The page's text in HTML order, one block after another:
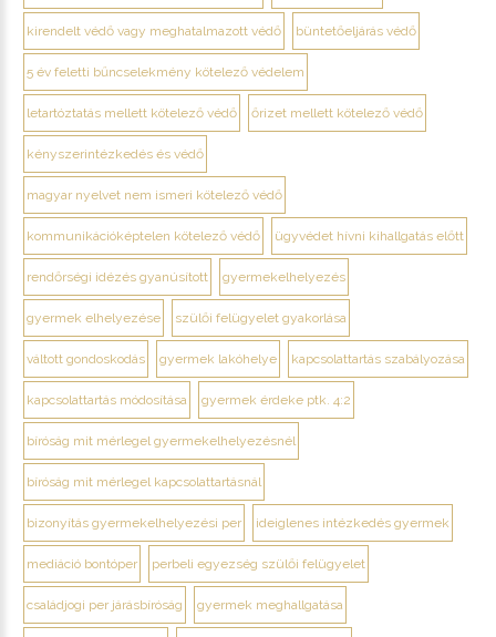
kirendelt védő vagy meghatalmazott védő büntetőeljárás védő
5 év feletti bűncselekmény kötelező védelem
letartóztatás mellett kötelező védő őrizet mellett kötelező védő
kényszerintézkedés és védő
magyar nyelvet nem ismeri kötelező védő
kommunikációképtelen kötelező védő ügyvédet hívni kihallgatás előtt
rendőrségi idézés gyanúsított gyermekelhelyezés
gyermek elhelyezése szülői felügyelet gyakorlása
váltott gondoskodás gyermek lakóhelye kapcsolattartás szabályozása
kapcsolattartás módosítása gyermek érdeke ptk. 4:2
bíróság mit mérlegel gyermekelhelyezésnél
bíróság mit mérlegel kapcsolattartásnál
bizonyítás gyermekelhelyezési per ideiglenes intézkedés gyermek
mediáció bontóper perbeli egyezség szülői felügyelet
családjogi per járásbíróság gyermek meghallgatása